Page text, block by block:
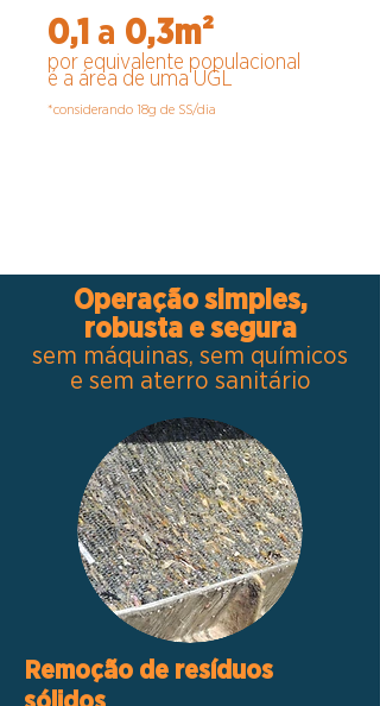
0,1 a 0,3m²
por equivalente populacional
é a área de uma UGL
*considerando 18g de SS/dia
Operação simples,
robusta e segura
sem máquinas, sem químicos
e sem aterro sanitário
Remoção de resíduos